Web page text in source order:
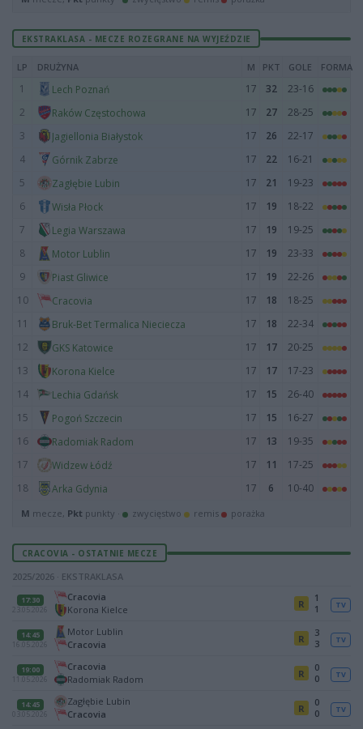
EKSTRAKLASA - MECZE ROZEGRANE NA WYJEŹDZIE
LP DRUŻYNA M PKT GOLE FORMA
1 Lech Poznań 17 32
23-16
2
Raków Częstochowa 17 27
28-25
3
Jagiellonia Białystok 17 26
22-17
4
Górnik Zabrze 17 22
16-21
5
Zagłębie Lubin 17 21
19-23
6
Wisła Płock 17 19
18-22
7
Legia Warszawa 17 19
19-25
8
Motor Lublin 17 19
23-33
9
Piast Gliwice 17 19
22-26
10
Cracovia 17 18
18-25
11
Bruk-Bet Termalica Nieciecza 17 18
22-34
12
GKS Katowice 17 17
20-25
13
Korona Kielce 17 17
17-23
14
Lechia Gdańsk 17 15
26-40
15
Pogoń Szczecin 17 15
16-27
16
Radomiak Radom 17 13
19-35
17
Widzew Łódź 17 11
17-25
18
Arka Gdynia 17 6 10-40
M mecze, Pkt punkty · zwycięstwo remis porażka
CRACOVIA - OSTATNIE MECZE
2025/2026 · EKSTRAKLASA
17:30
23.05.2026
Cracovia
Korona Kielce
R
1
1
TV
14:45
16.05.2026
Motor Lublin
Cracovia
R
3
3
TV
19:00
11.05.2026
Cracovia
Radomiak Radom
R
0
0
TV
14:45
03.05.2026
Zagłębie Lubin
Cracovia
R
0
0
TV